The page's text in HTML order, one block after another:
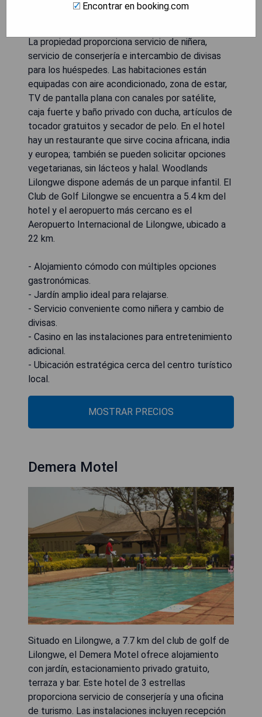
Memorial de la Primera y Segunda Guerra Mundial,
La propiedad proporciona servicio de niñera,
servicio de conserjería e intercambio de divisas
para los huéspedes. Las habitaciones están
equipadas con aire acondicionado, zona de estar,
TV de pantalla plana con canales por satélite,
caja fuerte y baño privado con ducha, artículos de
tocador gratuitos y secador de pelo. En el hotel
hay un restaurante que sirve cocina africana, india
y europea; también se pueden solicitar opciones
vegetarianas, sin lácteos y halal. Woodlands
Lilongwe dispone además de un parque infantil. El
Club de Golf Lilongwe se encuentra a 5.4 km del
hotel y el aeropuerto más cercano es el
Aeropuerto Internacional de Lilongwe, ubicado a
22 km.
- Alojamiento cómodo con múltiples opciones
gastronómicas.
- Jardín amplio ideal para relajarse.
- Servicio conveniente como niñera y cambio de
divisas.
- Casino en las instalaciones para entretenimiento
adicional.
- Ubicación estratégica cerca del centro turístico
local.
MOSTRAR PRECIOS
Demera Motel
Situado en Lilongwe, a 7.7 km del club de golf de
Lilongwe, el Demera Motel ofrece alojamiento
con jardín, estacionamiento privado gratuito,
terraza y bar. Este hotel de 3 estrellas
proporciona servicio de conserjería y una oficina
de turismo. Las instalaciones incluyen recepción
Encontrar en booking.com